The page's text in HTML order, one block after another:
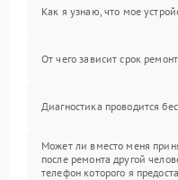
Как я узнаю, что мое
От чего зависит срок
Диагностика проводится
Может ли вместо меня
после ремонта другой
телефон которого я